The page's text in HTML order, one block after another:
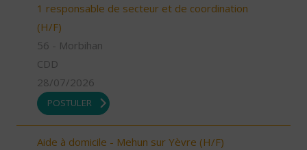
1 responsable de secteur et de coordination
(H/F)
56 - Morbihan
CDD
28/07/2026
POSTULER
Aide à domicile - Mehun sur Yèvre (H/F)